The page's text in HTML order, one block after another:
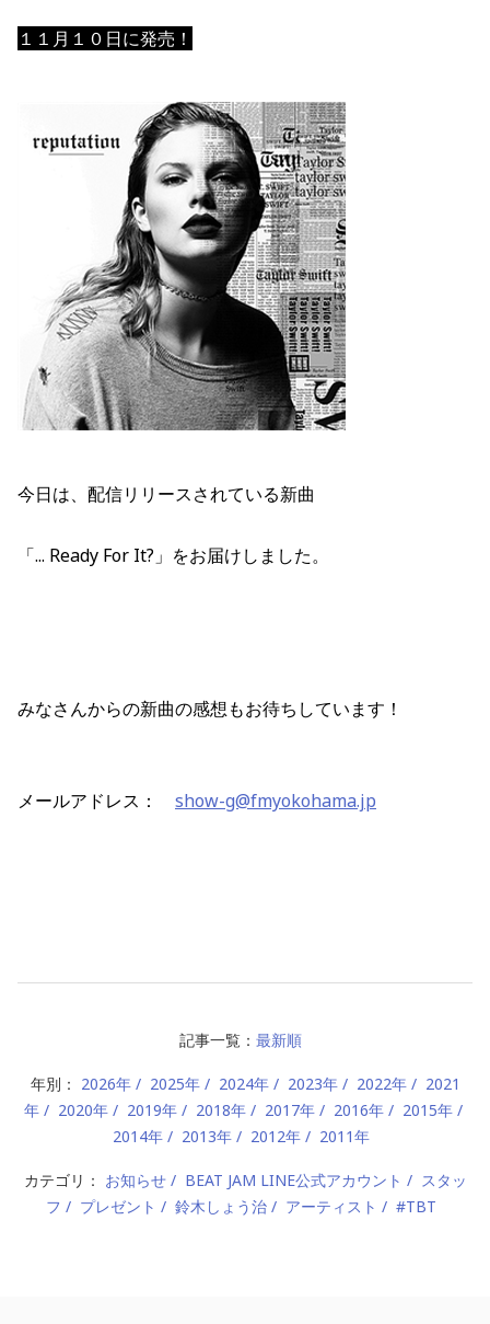
１１月１０日に発売！
今日は、配信リリースされている新曲
「... Ready For It?」をお届けしました。
みなさんからの新曲の感想もお待ちしています！
メールアドレス： show-g@fmyokohama.jp
記事一覧： 最新順
年別： 2026年 2025年 2024年 2023年 2022年
2021
年
2020年 2019年 2018年 2017年 2016年
2015年
2014年
2013年 2012年 2011年
カテゴリ： お知らせ BEAT JAM LINE公式アカウント
スタッ
フ
プレゼント 鈴木しょう治 アーティスト #TBT